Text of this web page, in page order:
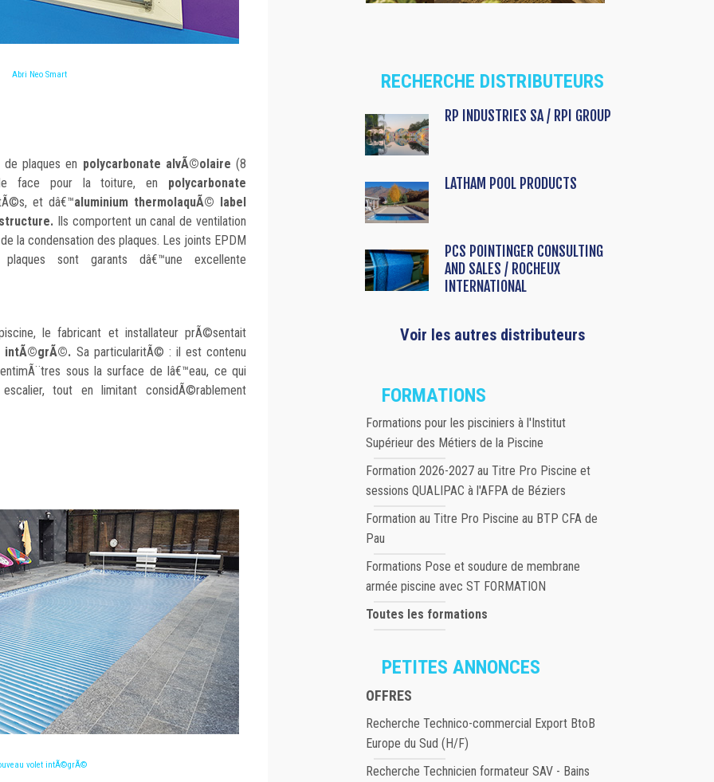
Abri Neo Smart
plaques en polycarbonate alvÃ©olaire (8
face pour la toiture, en polycarbonate
et dâ€™aluminium thermolaquÃ© label
Ils comportent un canal de ventilation
la condensation des plaques. Les joints EPDM
sont garants dâ€™une excellente
le fabricant et installateur prÃ©sentait
intÃ©grÃ©. Sa particularitÃ© : il est contenu
sous la surface de lâ€™eau, ce qui
tout en limitant considÃ©rablement
volet intÃ©grÃ©
RECHERCHE DISTRIBUTEURS
RP INDUSTRIES SA / RPI GROUP
LATHAM POOL PRODUCTS
PCS POINTINGER CONSULTING
AND SALES / ROCHEUX
INTERNATIONAL
Voir les autres distributeurs
FORMATIONS
Formations pour les pisciniers à l'Institut
Supérieur des Métiers de la Piscine
Formation 2026-2027 au Titre Pro Piscine et
sessions QUALIPAC à l'AFPA de Béziers
Formation au Titre Pro Piscine au BTP CFA de
Pau
Formations Pose et soudure de membrane
armée piscine avec ST FORMATION
Toutes les formations
PETITES ANNONCES
OFFRES
Recherche Technico-commercial Export BtoB
Europe du Sud (H/F)
Recherche Technicien formateur SAV - Bains